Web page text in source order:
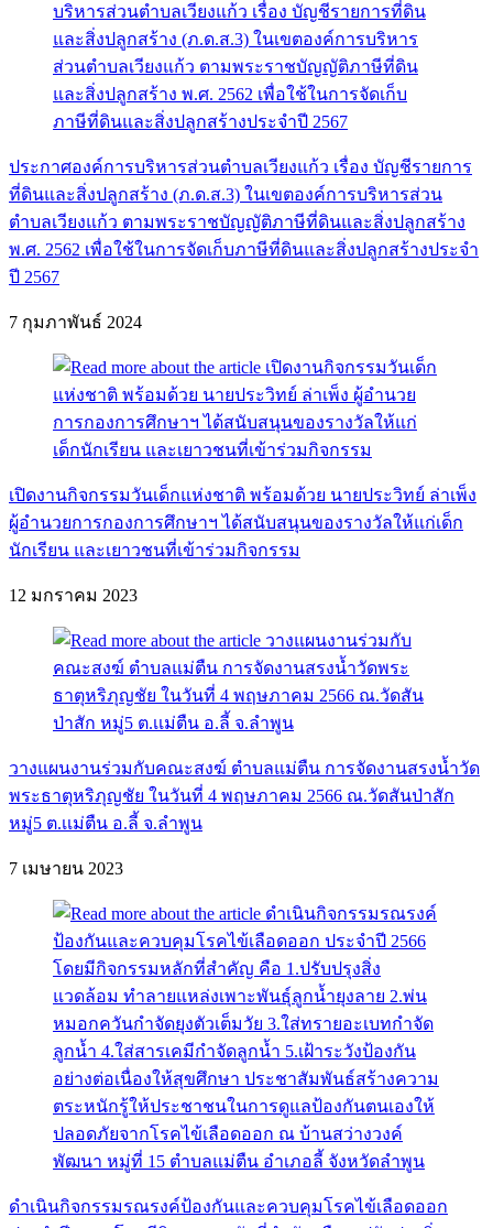
ประกาศองค์การบริหารส่วนตำบลเวียงแก้ว เรื่อง บัญชีรายการ
ที่ดินและสิ่งปลูกสร้าง (ภ.ด.ส.3) ในเขตองค์การบริหารส่วน
ตำบลเวียงแก้ว ตามพระราชบัญญัติภาษีที่ดินและสิ่งปลูกสร้าง
พ.ศ. 2562 เพื่อใช้ในการจัดเก็บภาษีที่ดินและสิ่งปลูกสร้างประจำ
ปี 2567
7 กุมภาพันธ์ 2024
เปิดงานกิจกรรมวันเด็กแห่งชาติ พร้อมด้วย นายประวิทย์ ล่าเพ็ง
ผู้อำนวยการกองการศึกษาฯ ได้สนับสนุนของรางวัลให้แก่เด็ก
นักเรียน และเยาวชนที่เข้าร่วมกิจกรรม
12 มกราคม 2023
วางแผนงานร่วมกับคณะสงฆ์ ตำบลแม่ตืน การจัดงานสรงน้ำวัด
พระธาตุหริภุญชัย ในวันที่ 4 พฤษภาคม 2566 ณ.วัดสันป่าสัก
หมู่5 ต.เเม่ตืน อ.ลี้ จ.ลำพูน
7 เมษายน 2023
ดำเนินกิจกรรมรณรงค์ป้องกันและควบคุมโรคไข้เลือดออก